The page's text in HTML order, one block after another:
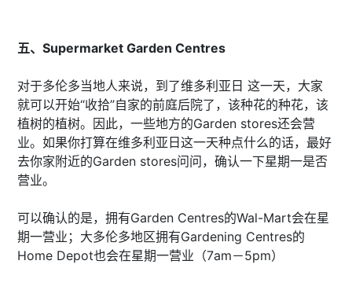
五、Supermarket Garden Centres
对于多伦多当地人来说，到了维多利亚日 这一天，大家
就可以开始“收拾”自家的前庭后院了，该种花的种花，该
植树的植树。因此，一些地方的Garden stores还会营
业。如果你打算在维多利亚日这一天种点什么的话，最好
去你家附近的Garden stores问问，确认一下星期一是否
营业。
可以确认的是，拥有Garden Centres的Wal-Mart会在星
期一营业；大多伦多地区拥有Gardening Centres的
Home Depot也会在星期一营业（7am－5pm）